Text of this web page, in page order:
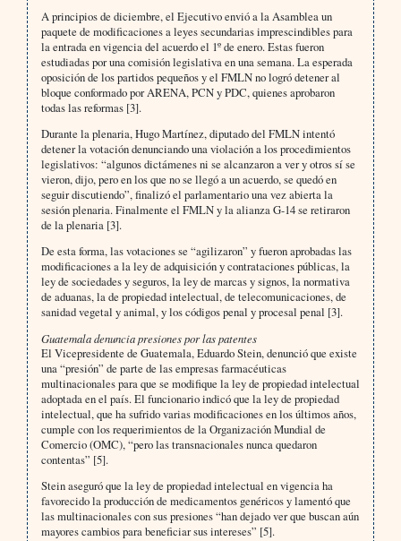
A principios de diciembre, el Ejecutivo envió a la Asamblea un
paquete de modificaciones a leyes secundarias imprescindibles para
la entrada en vigencia del acuerdo el 1º de enero. Estas fueron
estudiadas por una comisión legislativa en una semana. La esperada
oposición de los partidos pequeños y el FMLN no logró detener al
bloque conformado por ARENA, PCN y PDC, quienes aprobaron
todas las reformas [3].
Durante la plenaria, Hugo Martínez, diputado del FMLN intentó
detener la votación denunciando una violación a los procedimientos
legislativos: “algunos dictámenes ni se alcanzaron a ver y otros sí se
vieron, dijo, pero en los que no se llegó a un acuerdo, se quedó en
seguir discutiendo”, finalizó el parlamentario una vez abierta la
sesión plenaria. Finalmente el FMLN y la alianza G-14 se retiraron
de la plenaria [3].
De esta forma, las votaciones se “agilizaron” y fueron aprobadas las
modificaciones a la ley de adquisición y contrataciones públicas, la
ley de sociedades y seguros, la ley de marcas y signos, la normativa
de aduanas, la de propiedad intelectual, de telecomunicaciones, de
sanidad vegetal y animal, y los códigos penal y procesal penal [3].
Guatemala denuncia presiones por las patentes
El Vicepresidente de Guatemala, Eduardo Stein, denunció que existe
una “presión” de parte de las empresas farmacéuticas
multinacionales para que se modifique la ley de propiedad intelectual
adoptada en el país. El funcionario indicó que la ley de propiedad
intelectual, que ha sufrido varias modificaciones en los últimos años,
cumple con los requerimientos de la Organización Mundial de
Comercio (OMC), “pero las transnacionales nunca quedaron
contentas” [5].
Stein aseguró que la ley de propiedad intelectual en vigencia ha
favorecido la producción de medicamentos genéricos y lamentó que
las multinacionales con sus presiones “han dejado ver que buscan aún
mayores cambios para beneficiar sus intereses” [5].